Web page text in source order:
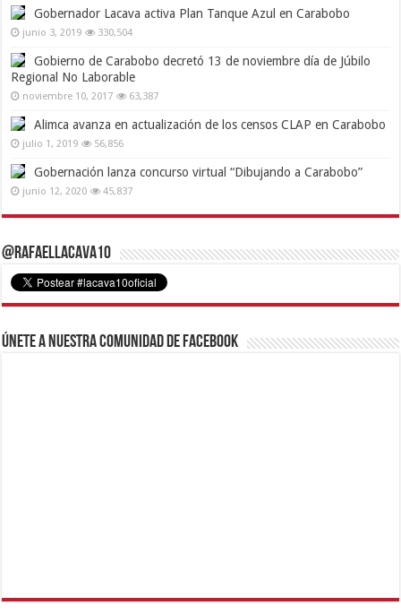
Gobernador Lacava activa Plan Tanque Azul en Carabobo
junio 3, 2019 330,504
Gobierno de Carabobo decretó 13 de noviembre día de Júbilo
Regional No Laborable
noviembre 10, 2017 63,387
Alimca avanza en actualización de los censos CLAP en Carabobo
julio 1, 2019 56,856
Gobernación lanza concurso virtual “Dibujando a Carabobo”
junio 12, 2020 45,837
@RafaelLacava10
Únete a nuestra comunidad de Facebook